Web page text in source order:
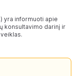
yra informuoti apie
konsultavimo darinį ir